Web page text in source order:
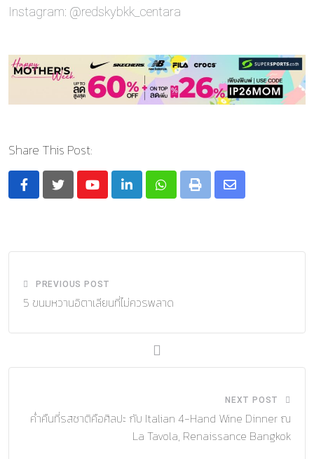
Instagram: @redskybkk_centara
Share This Post:
YoutubeLinkedInWhatsapp
Print
Share
PREVIOUS POST
5 ขนมหวานอิตาเลียนที่ไม่ควรพลาด
NEXT POST
ค่ำคืนที่รสชาติคือศิลปะ กับ Italian 4-Hand Wine Dinner ณ
La Tavola, Renaissance Bangkok